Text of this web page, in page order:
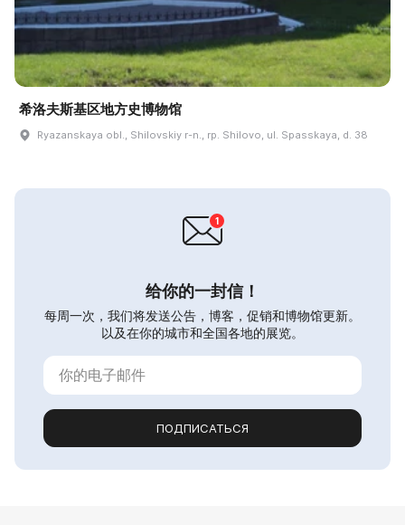
希洛夫斯基区地方史博物馆
Ryazanskaya obl., Shilovskiy r-n., rp. Shilovo, ul. Spasskaya, d. 38
给你的一封信！
每周一次，我们将发送公告，博客，促销和博物馆更新。
以及在你的城市和全国各地的展览。
ПОДПИСАТЬСЯ